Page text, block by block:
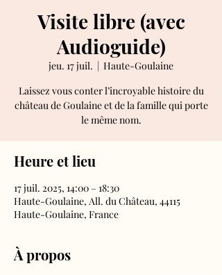
Visite libre (avec
Audioguide)
jeu. 17 juil.
  |
Haute-Goulaine
Laissez vous conter l’incroyable histoire du
château de Goulaine et de la famille qui porte
le même nom.
Heure et lieu
17 juil. 2025, 14:00 – 18:30
Haute-Goulaine, All. du Château, 44115
Haute-Goulaine, France
À propos